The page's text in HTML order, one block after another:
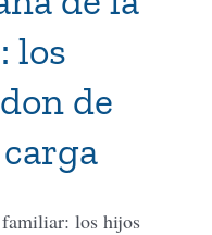
los
de
los hijos